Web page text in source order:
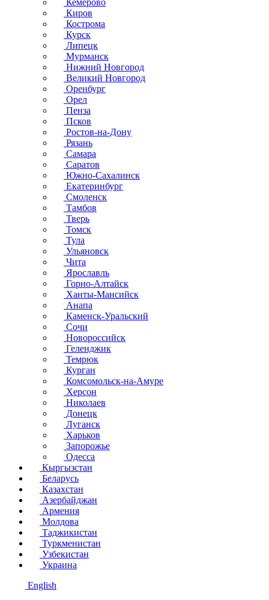
Кемерово
Киров
Кострома
Курск
Липецк
Мурманск
Нижний Новгород
Великий Новгород
Оренбург
Орел
Пенза
Псков
Ростов-на-Дону
Рязань
Самара
Саратов
Южно-Сахалинск
Екатеринбург
Смоленск
Тамбов
Тверь
Томск
Тула
Ульяновск
Чита
Ярославль
Горно-Алтайск
Ханты-Мансийск
Анапа
Каменск-Уральский
Сочи
Новороссийск
Геленджик
Темрюк
Курган
Комсомольск-на-Амуре
Херсон
Николаев
Донецк
Луганск
Харьков
Запорожье
Одесса
Кыргызстан
Беларусь
Казахстан
Азербайджан
Армения
Молдова
Таджикистан
Туркменистан
Узбекистан
Украина
English